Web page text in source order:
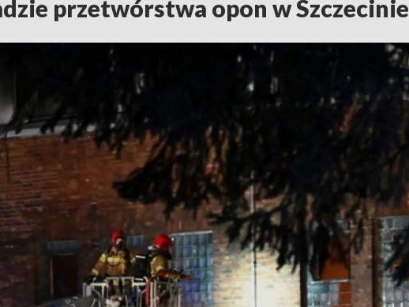
przetwórstwa opon w Szczecinie